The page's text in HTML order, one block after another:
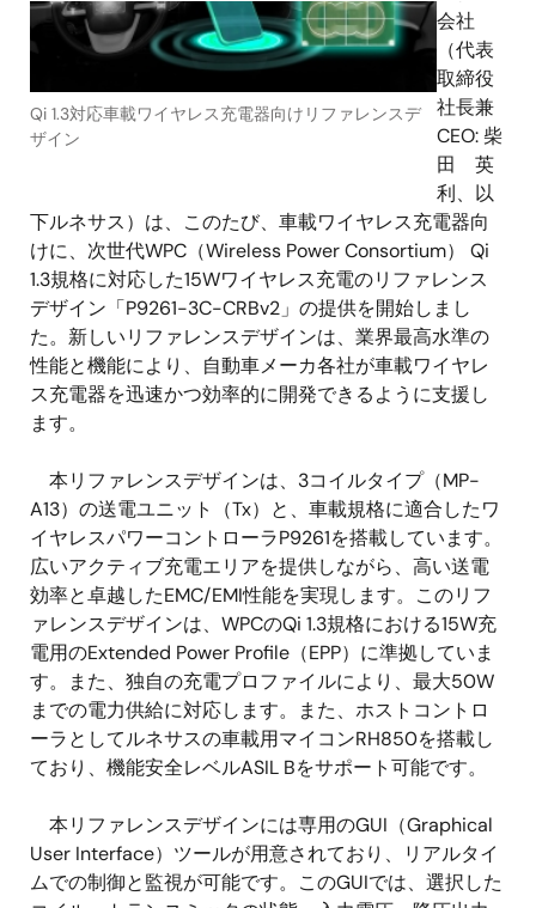
Qi 1.3対応車載ワイヤレス充電器向けリファレンスデ
ザイン
会社
（代表
取締役
社長兼
CEO: 柴
田 英
利、以
下ルネサス）は、このたび、車載ワイヤレス充電器向
けに、次世代WPC（Wireless Power Consortium） Qi
1.3規格に対応した15Wワイヤレス充電のリファレンス
デザイン「P9261-3C-CRBv2」の提供を開始しまし
た。新しいリファレンスデザインは、業界最高水準の
性能と機能により、自動車メーカ各社が車載ワイヤレ
ス充電器を迅速かつ効率的に開発できるように支援し
ます。
本リファレンスデザインは、3コイルタイプ（MP-
A13）の送電ユニット（Tx）と、車載規格に適合したワ
イヤレスパワーコントローラP9261を搭載しています。
広いアクティブ充電エリアを提供しながら、高い送電
効率と卓越したEMC/EMI性能を実現します。このリフ
ァレンスデザインは、WPCのQi 1.3規格における15W充
電用のExtended Power Profile（EPP）に準拠していま
す。また、独自の充電プロファイルにより、最大50W
までの電力供給に対応します。また、ホストコントロ
ーラとしてルネサスの車載用マイコンRH850を搭載し
ており、機能安全レベルASIL Bをサポート可能です。
本リファレンスデザインには専用のGUI（Graphical
User Interface）ツールが用意されており、リアルタイ
ムでの制御と監視が可能です。このGUIでは、選択した